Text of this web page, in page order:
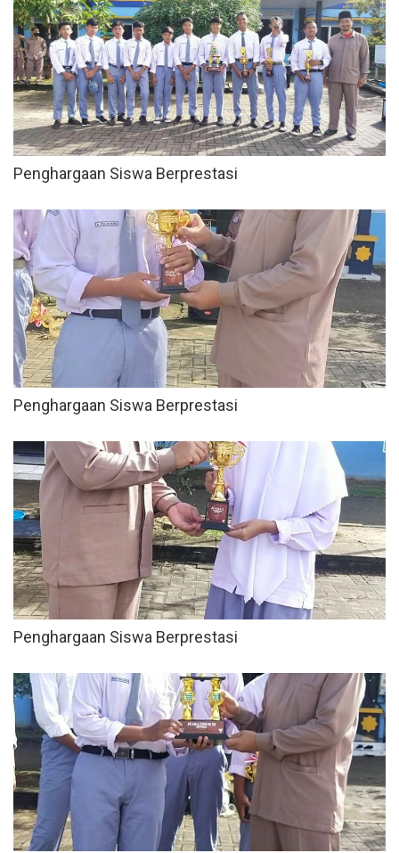
Penghargaan Siswa Berprestasi
Penghargaan Siswa Berprestasi
Penghargaan Siswa Berprestasi